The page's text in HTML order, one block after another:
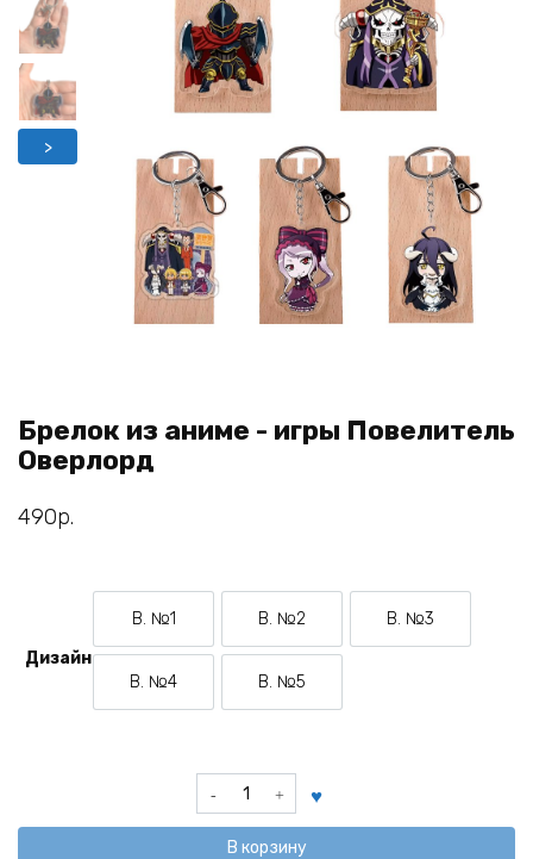
>
Брелок из аниме - игры Повелитель
Оверлорд
490р.
Дизайн
В. №1
Вариант №1
В. №2
Вариант №2
В. №3
Вариант №3
В. №4
Вариант №4
В. №5
Вариант №5
Количество
товара
В корзину